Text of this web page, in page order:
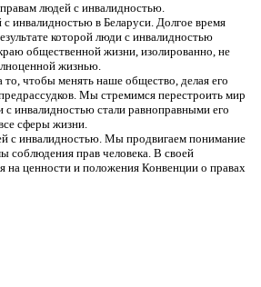
людей с инвалидностью.
инвалидностью в Беларуси. Долгое время
которой люди с инвалидностью
общественной жизни, изолированно, не
жизнью.
чтобы менять наше общество, делая его
Мы стремимся перестроить мир
инвалидностью стали равноправными его
сферы жизни.
с инвалидностью. Мы продвигаем понимание
соблюдения прав человека. В своей
на ценности и положения Конвенции о правах